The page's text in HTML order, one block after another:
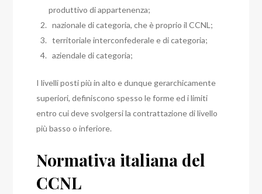
produttivo di appartenenza;
nazionale di categoria, che è proprio il CCNL;
territoriale interconfederale e di categoria;
aziendale di categoria;
I livelli posti più in alto e dunque gerarchicamente
superiori, definiscono spesso le forme ed i limiti
entro cui deve svolgersi la contrattazione di livello
più basso o inferiore.
Normativa italiana del
CCNL